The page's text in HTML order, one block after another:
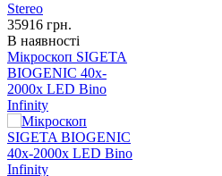
35916 грн.
В наявності
Мікроскоп SIGETA
BIOGENIC 40x-
2000x LED Bino
Infinity